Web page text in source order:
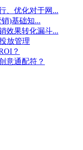
、优化对于网...
)基础知...
效果转化漏斗...
放管理
？
意通配符？